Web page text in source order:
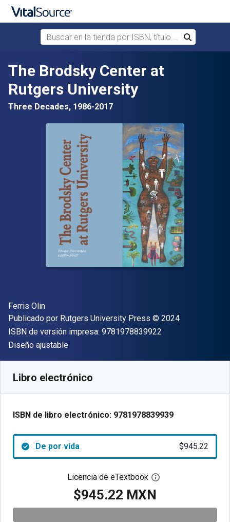
Saltar al contenido principal
Buscar en la tienda por ISBN, título o autor
Buscar
The Brodsky Center at
Rutgers University
Three Decades, 1986-2017
Autor(es)
Ferris Olin
Editor
Publicado por Rutgers University Press Copyright
© 2024
ISBN de versión impresa: 9781978839922
Formato
Diseño ajustable
Libro electrónico
ISBN de libro electrónico: 9781978839939
De por vida $945.22
Licencia de eTextbook Abre el cuadro de
$945.22 MXN